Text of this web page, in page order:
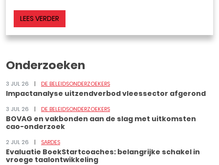
LEES VERDER
Onderzoeken
3 JUL 26 DE BELEIDSONDERZOEKERS
Impactanalyse uitzendverbod vleessector afgerond
3 JUL 26 DE BELEIDSONDERZOEKERS
BOVAG en vakbonden aan de slag met uitkomsten
cao-onderzoek
2 JUL 26 SARDES
Evaluatie BoekStartcoaches: belangrijke schakel in
vroege taalontwikkeling